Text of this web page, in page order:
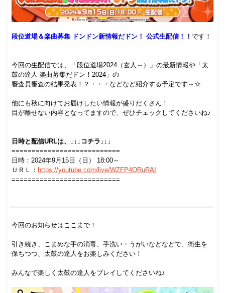
段位道場＆楽曲募集 ドンドン新情報だドン！ 公式生配信！！です！
今回の生配信では、「段位道場2024（玄人～）」の最新情報や「太
鼓の達人 楽曲募集だドン！2024」の
審査員審査の結果発表！ ？・・・などなど紹介する予定です～☆
他にも秋に向けてお届けしたい情報が盛りだくさん！
目が離せない内容となってますので、ぜひチェックしてくださいね♪
日時と配信URLは、↓↓↓コチラ↓↓↓
===========================
日時：2024年9月15日（日） 18:00～
ＵＲＬ： https://youtube.com/live/WZFP4ORuRAI
===========================
今回のお知らせはここまで！
引き続き、こまめな手の消毒、手洗い・うがいなどなどで、衛生を
保ちつつ、太鼓の達人をお楽しみください！
みんなで楽しく太鼓の達人をプレイしてくださいね♪